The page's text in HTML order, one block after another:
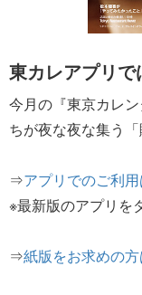
東カレアプリで
今月の『東京カレ
ちが夜な夜な集う
⇒アプリでのご利
※最新版のアプリを
⇒紙版をお求めの